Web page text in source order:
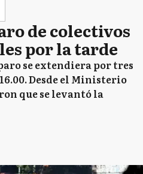
de colectivos
por la tarde
se extendiera por tres
Desde el Ministerio
que se levantó la